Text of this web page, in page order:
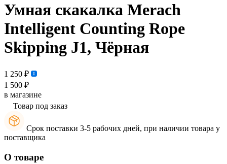
Умная скакалка Merach
Intelligent Counting Rope
Skipping J1, Чёрная
1 250 ₽
1 500 ₽
в магазине
Товар под заказ
Срок поставки 3-5 рабочих дней, при наличии товара у
поставщика
О товаре